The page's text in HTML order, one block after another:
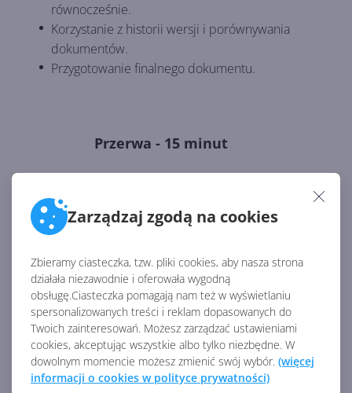
Zarządzaj zgodą na cookies
Zbieramy ciasteczka, tzw. pliki cookies, aby nasza strona
działała niezawodnie i oferowała wygodną
obsługę.Ciasteczka pomagają nam też w wyświetlaniu
spersonalizowanych treści i reklam dopasowanych do
Twoich zainteresowań. Możesz zarządzać ustawieniami
cookies, akceptując wszystkie albo tylko niezbędne. W
dowolnym momencie możesz zmienić swój wybór. (więcej
informacji o cookies w polityce prywatności)
równocześnie.
Korzystanie z historii wersji i porównywania
dokumentów.
Przygotowanie finalnego dokumentu.
Przerwa - 15 minut
Sesja III - Podstawowa praca z
Jak rozpocząć pracę z programem Excel –
budowa okna aplikacji.
Poruszanie się po skoroszycie, zaznaczanie
komórek i praca z kolumnami oraz wierszami.
Ukrywanie wierszy i kolumn.
Odkrywanie wierszy i kolumn.
Blokowanie komórek.